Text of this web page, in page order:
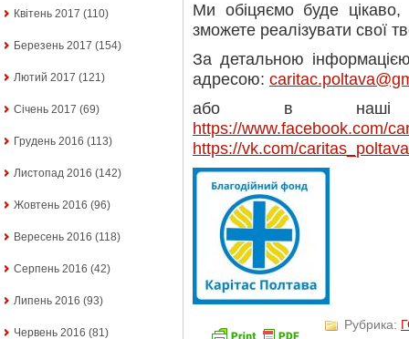
Квітень 2017 (110)
Березень 2017 (154)
Лютий 2017 (121)
Січень 2017 (69)
Грудень 2016 (113)
Листопад 2016 (142)
Жовтень 2016 (96)
Вересень 2016 (118)
Серпень 2016 (42)
Липень 2016 (93)
Червень 2016 (81)
Ми обіцяємо буде
зможете реалізувати свої
За детальною
адресою:
або в наші
https://www.facebook.com/
https://vk.com/caritas_poltava
Рубрика: